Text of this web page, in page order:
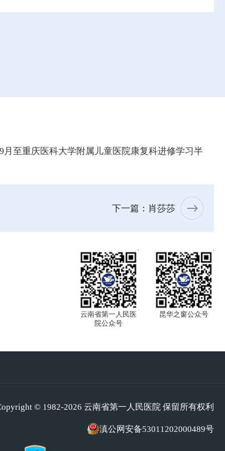
月至重庆医科大学附属儿童医院康复科进修学习半
下一篇：肖莎莎
云南省第一人民医
院公众号
昆华之窗公众号
© 1982-2026 云南省第一人民医院 保留所有权利
滇公网安备53011202000489号